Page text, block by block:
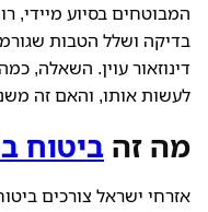
המבוטחים בסיוע מיידי,
בדיקה ושלל הטבות
דינוזאור עוין. השאלה,
לעשות אותו, והאם זה
מה זה ביטוח
אזרחי ישראל צורכים